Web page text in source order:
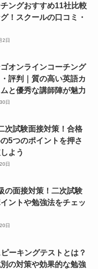
ングおすすめ11社比較
！スクールの口コミ・
2日
オンラインコーチング
評判｜質の高い英語カ
と優秀な講師陣が魅力
日
次試験面接対策！合格
5つのポイントを押さ
よう
日
の面接対策！二次試験
ントや勉強法をチェッ
日
ーキングテストとは？
の対策や効果的な勉強